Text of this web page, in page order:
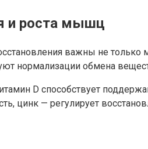
и роста мышц
важны не
нормализации обмена
D способствует
цинк — регулирует